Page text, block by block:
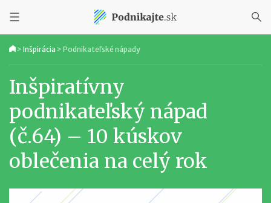
> Inšpirácia > Podnikateľské nápady
Inšpiratívny
podnikateľský nápad
(č.64) – 10 kúskov
oblečenia na celý rok